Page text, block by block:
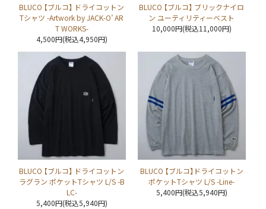
BLUCO 【ブルコ】 ドライコットン
Tシャツ -Artwork by JACK-O’ AR
T WORKS-
4,500円(税込4,950円)
BLUCO 【ブルコ】 ブリックナイロ
ン ユーティリティーベスト
10,000円(税込11,000円)
BLUCO 【ブルコ】 ドライコットン
ラグラン ポケットTシャツ L/S -B
LC-
5,400円(税込5,940円)
BLUCO 【ブルコ】ドライコットン
ポケットTシャツ L/S -Line-
5,400円(税込5,940円)